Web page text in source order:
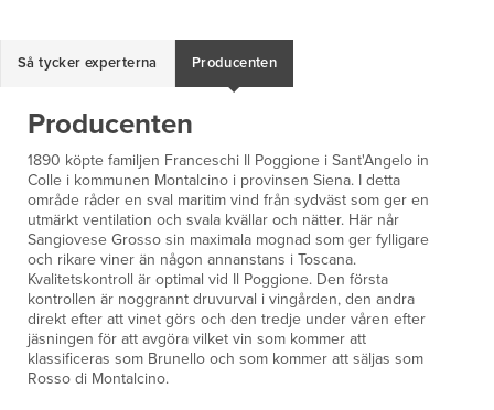
Så tycker experterna Producenten
Producenten
1890 köpte familjen Franceschi Il Poggione i Sant'Angelo in
Colle i kommunen Montalcino i provinsen Siena. I detta
område råder en sval maritim vind från sydväst som ger en
utmärkt ventilation och svala kvällar och nätter. Här når
Sangiovese Grosso sin maximala mognad som ger fylligare
och rikare viner än någon annanstans i Toscana.
Kvalitetskontroll är optimal vid Il Poggione. Den första
kontrollen är noggrannt druvurval i vingården, den andra
direkt efter att vinet görs och den tredje under våren efter
jäsningen för att avgöra vilket vin som kommer att
klassificeras som Brunello och som kommer att säljas som
Rosso di Montalcino.